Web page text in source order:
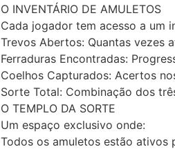
O INVENTÁRIO DE AMULETOS
Cada jogador tem acesso a um
Trevos Abertos: Quantas vezes
Ferraduras Encontradas:
Coelhos Capturados: Acertos
Sorte Total: Combinação dos
O TEMPLO DA SORTE
Um espaço exclusivo onde:
Todos os amuletos estão ativos